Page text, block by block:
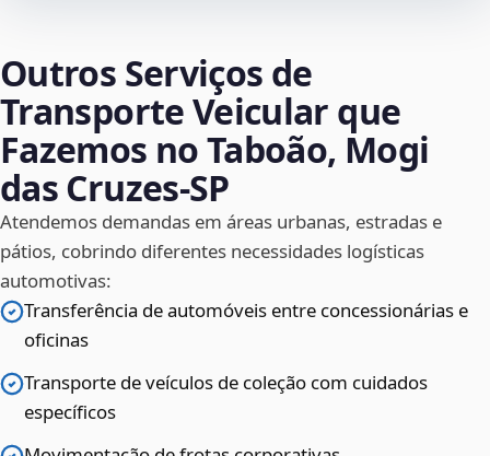
Outros Serviços de
Transporte Veicular que
Fazemos no Taboão, Mogi
das Cruzes‑SP
Atendemos demandas em áreas urbanas, estradas e
pátios, cobrindo diferentes necessidades logísticas
automotivas:
Transferência de automóveis entre concessionárias e
oficinas
Transporte de veículos de coleção com cuidados
específicos